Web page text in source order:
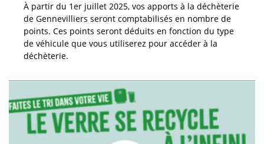
À partir du 1er juillet 2025, vos apports à la déchèterie
de Gennevilliers seront comptabilisés en nombre de
points. Ces points seront déduits en fonction du type
de véhicule que vous utiliserez pour accéder à la
déchèterie.